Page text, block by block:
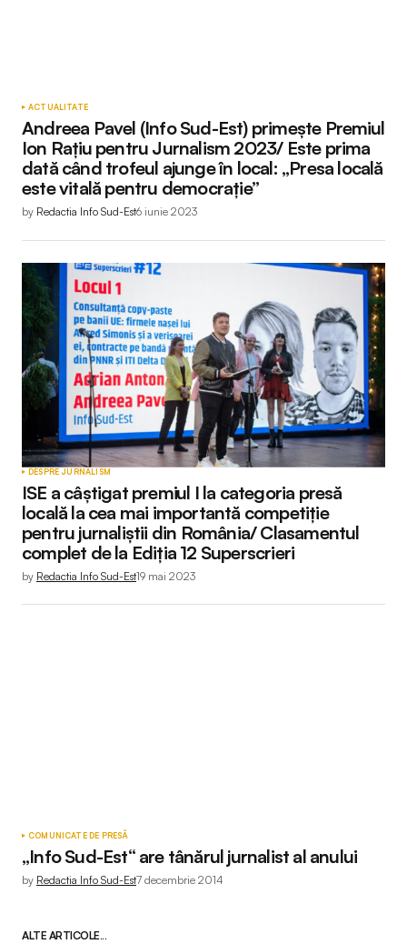
ACTUALITATE
Andreea Pavel (Info Sud-Est) primește Premiul
Ion Rațiu pentru Jurnalism 2023/ Este prima
dată când trofeul ajunge în local: „Presa locală
este vitală pentru democrație”
by Redactia Info Sud-Est6 iunie 2023
DESPRE JURNALISM
ISE a câștigat premiul I la categoria presă
locală la cea mai importantă competiție
pentru jurnaliștii din România/ Clasamentul
complet de la Ediția 12 Superscrieri
by Redactia Info Sud-Est19 mai 2023
COMUNICATE DE PRESĂ
„Info Sud-Est“ are tânărul jurnalist al anului
by Redactia Info Sud-Est7 decembrie 2014
ALTE ARTICOLE...